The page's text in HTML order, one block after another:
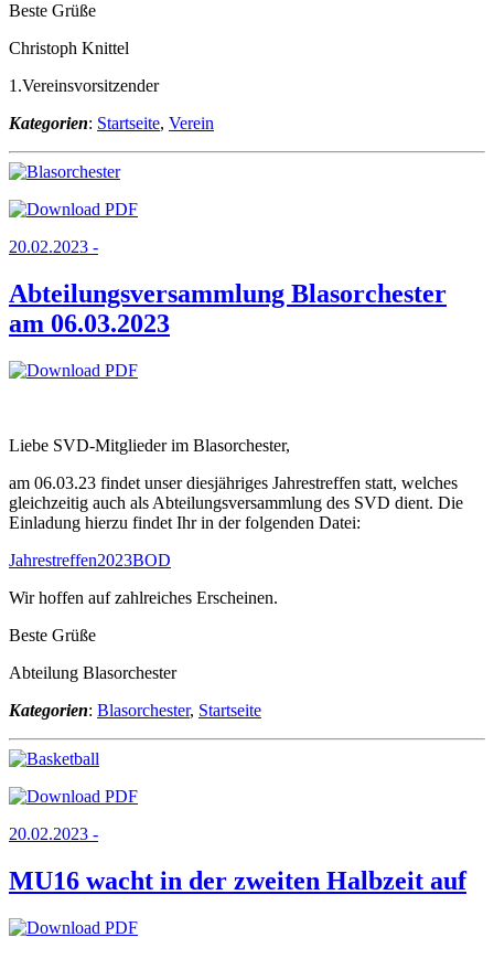
Beste Grüße
Christoph Knittel
1.Vereinsvorsitzender
Kategorien: Startseite, Verein
20.02.2023 -
Abteilungsversammlung Blasorchester
am 06.03.2023
Liebe SVD-Mitglieder im Blasorchester,
am 06.03.23 findet unser diesjähriges Jahrestreffen statt, welches
gleichzeitig auch als Abteilungsversammlung des SVD dient. Die
Einladung hierzu findet Ihr in der folgenden Datei:
Jahrestreffen2023BOD
Wir hoffen auf zahlreiches Erscheinen.
Beste Grüße
Abteilung Blasorchester
Kategorien: Blasorchester, Startseite
20.02.2023 -
MU16 wacht in der zweiten Halbzeit auf